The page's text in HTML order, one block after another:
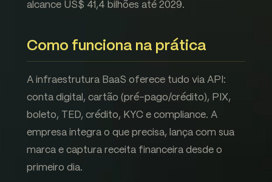
alcance US$ 41,4 bilhões até 2029.
Como funciona na prática
A infraestrutura BaaS oferece tudo via API:
conta digital, cartão (pré-pago/crédito), PIX,
boleto, TED, crédito, KYC e compliance. A
empresa integra o que precisa, lança com sua
marca e captura receita financeira desde o
primeiro dia.